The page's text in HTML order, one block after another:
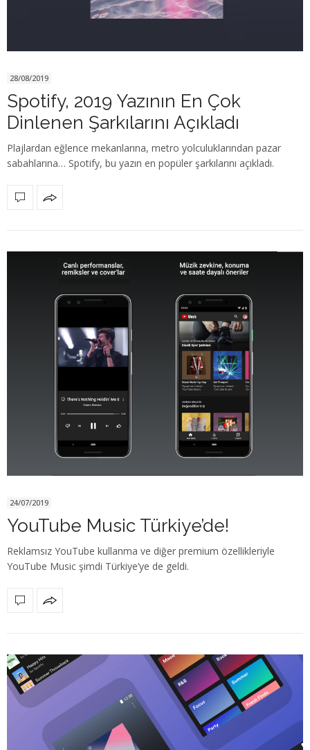
28/08/2019
Spotify, 2019 Yazının En Çok
Dinlenen Şarkılarını Açıkladı
Plajlardan eğlence mekanlarına, metro yolculuklarından pazar
sabahlarına… Spotify, bu yazın en popüler şarkılarını açıkladı.
24/07/2019
YouTube Music Türkiye’de!
Reklamsız YouTube kullanma ve diğer premium özellikleriyle
YouTube Music şimdi Türkiye’ye de geldi.